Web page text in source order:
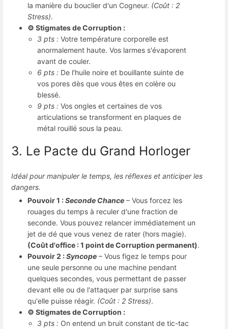
la manière du bouclier d'un Cogneur. (Coût : 2
Stress).
⚙️ Stigmates de Corruption :
3 pts : Votre température corporelle est
anormalement haute. Vos larmes s'évaporent
avant de couler.
6 pts : De l'huile noire et bouillante suinte de
vos pores dès que vous êtes en colère ou
blessé.
9 pts : Vos ongles et certaines de vos
articulations se transforment en plaques de
métal rouillé sous la peau.
3. Le Pacte du Grand Horloger
Idéal pour manipuler le temps, les réflexes et anticiper les
dangers.
Pouvoir 1 :Seconde Chance – Vous forcez les
rouages du temps à reculer d'une fraction de
seconde. Vous pouvez relancer immédiatement un
jet de dé que vous venez de rater (hors magie).
(Coût d'office : 1 point de Corruption permanent).
Pouvoir 2 :Syncope – Vous figez le temps pour
une seule personne ou une machine pendant
quelques secondes, vous permettant de passer
devant elle ou de l'attaquer par surprise sans
qu'elle puisse réagir. (Coût : 2 Stress).
⚙️ Stigmates de Corruption :
3 pts : On entend un bruit constant de tic-tac